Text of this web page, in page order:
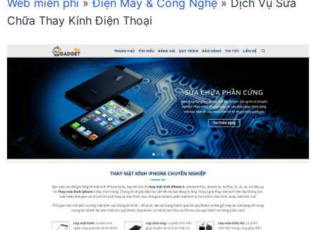
Web miễn phí »Điện Máy & Công Nghệ » Dịch Vụ Sửa
Chữa Thay Kính Điện Thoại